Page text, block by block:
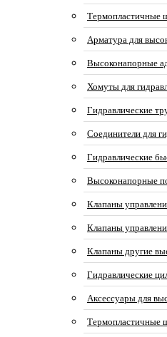
Термопластичные
Арматура для
Высоконапорные
Хомуты для
Гидравлические
Соединители для
Гидравлические
Высоконапорные
Клапаны
Клапаны
Клапаны другие
Гидравлические
Аксессуары для
Термопластичные